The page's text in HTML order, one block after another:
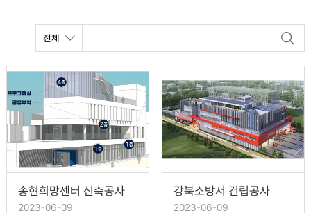
갤러리게시판
송현희망센터 신축공사
2023-06-09
강북소방서 건립공사
2023-06-09